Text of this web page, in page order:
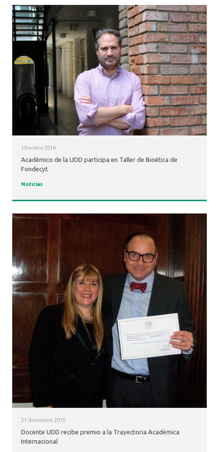
19 enero 2016
Académico de la UDD participa en Taller de Bioética de
Fondecyt
Noticias
21 diciembre 2015
Docente UDD recibe premio a la Trayectoria Académica
Internacional